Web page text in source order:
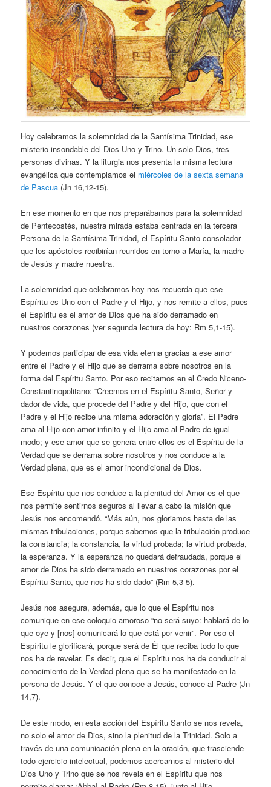
Hoy celebramos la solemnidad de la Santísima Trinidad, ese
misterio insondable del Dios Uno y Trino. Un solo Dios, tres
personas divinas. Y la liturgia nos presenta la misma lectura
evangélica que contemplamos el miércoles de la sexta semana
de Pascua (Jn 16,12-15).
En ese momento en que nos preparábamos para la solemnidad
de Pentecostés, nuestra mirada estaba centrada en la tercera
Persona de la Santísima Trinidad, el Espíritu Santo consolador
que los apóstoles recibirían reunidos en torno a María, la madre
de Jesús y madre nuestra.
La solemnidad que celebramos hoy nos recuerda que ese
Espíritu es Uno con el Padre y el Hijo, y nos remite a ellos, pues
el Espíritu es el amor de Dios que ha sido derramado en
nuestros corazones (ver segunda lectura de hoy: Rm 5,1-15).
Y podemos participar de esa vida eterna gracias a ese amor
entre el Padre y el Hijo que se derrama sobre nosotros en la
forma del Espíritu Santo. Por eso recitamos en el Credo Niceno-
Constantinopolitano: “Creemos en el Espíritu Santo, Señor y
dador de vida, que procede del Padre y del Hijo, que con el
Padre y el Hijo recibe una misma adoración y gloria”. El Padre
ama al Hijo con amor infinito y el Hijo ama al Padre de igual
modo; y ese amor que se genera entre ellos es el Espíritu de la
Verdad que se derrama sobre nosotros y nos conduce a la
Verdad plena, que es el amor incondicional de Dios.
Ese Espíritu que nos conduce a la plenitud del Amor es el que
nos permite sentirnos seguros al llevar a cabo la misión que
Jesús nos encomendó. “Más aún, nos gloriamos hasta de las
mismas tribulaciones, porque sabemos que la tribulación produce
la constancia; la constancia, la virtud probada; la virtud probada,
la esperanza. Y la esperanza no quedará defraudada, porque el
amor de Dios ha sido derramado en nuestros corazones por el
Espíritu Santo, que nos ha sido dado” (Rm 5,3-5).
Jesús nos asegura, además, que lo que el Espíritu nos
comunique en ese coloquio amoroso “no será suyo: hablará de lo
que oye y [nos] comunicará lo que está por venir”. Por eso el
Espíritu le glorificará, porque será de Él que reciba todo lo que
nos ha de revelar. Es decir, que el Espíritu nos ha de conducir al
conocimiento de la Verdad plena que se ha manifestado en la
persona de Jesús. Y el que conoce a Jesús, conoce al Padre (Jn
14,7).
De este modo, en esta acción del Espíritu Santo se nos revela,
no solo el amor de Dios, sino la plenitud de la Trinidad. Solo a
través de una comunicación plena en la oración, que trasciende
todo ejercicio intelectual, podemos acercarnos al misterio del
Dios Uno y Trino que se nos revela en el Espíritu que nos